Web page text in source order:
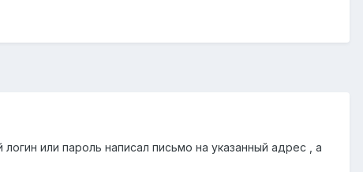
или пароль написал письмо на указанный адрес , а